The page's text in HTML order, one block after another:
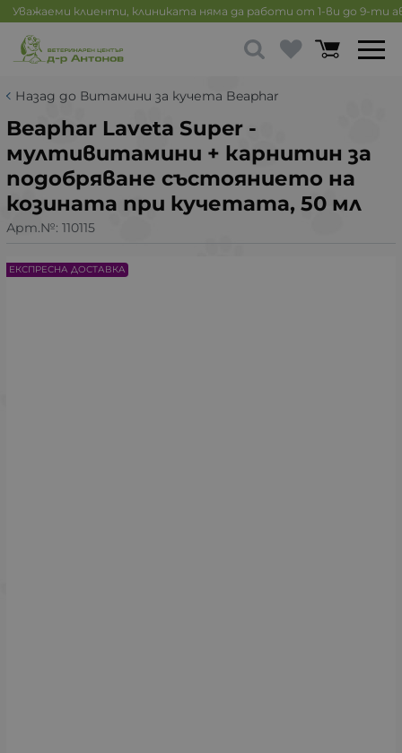
Уважаеми клиенти, клиниката няма да работи от 1-ви до 9-ти
Назад до Витамини за кучета Beaphar
Beaphar Laveta Super -
мултивитамини + карнитин за
подобряване състоянието на
козината при кучетата, 50 мл
Арт.№: 110115
ЕКСПРЕСНА ДОСТАВКА